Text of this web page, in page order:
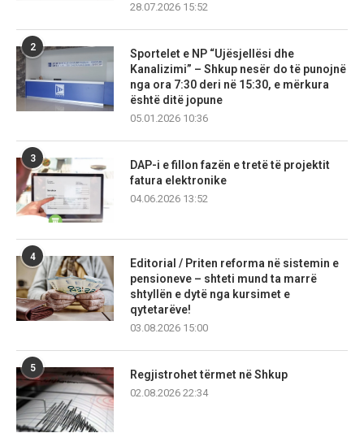
28.07.2026 15:52
2
Sportelet e NP “Ujësjellësi dhe
Kanalizimi” – Shkup nesër do të punojnë
nga ora 7:30 deri në 15:30, e mërkura
është ditë jopune
05.01.2026 10:36
3
DAP-i e fillon fazën e tretë të projektit
fatura elektronike
04.06.2026 13:52
4
Editorial / Priten reforma në sistemin e
pensioneve – shteti mund ta marrë
shtyllën e dytë nga kursimet e
qytetarëve!
03.08.2026 15:00
5
Regjistrohet tërmet në Shkup
02.08.2026 22:34